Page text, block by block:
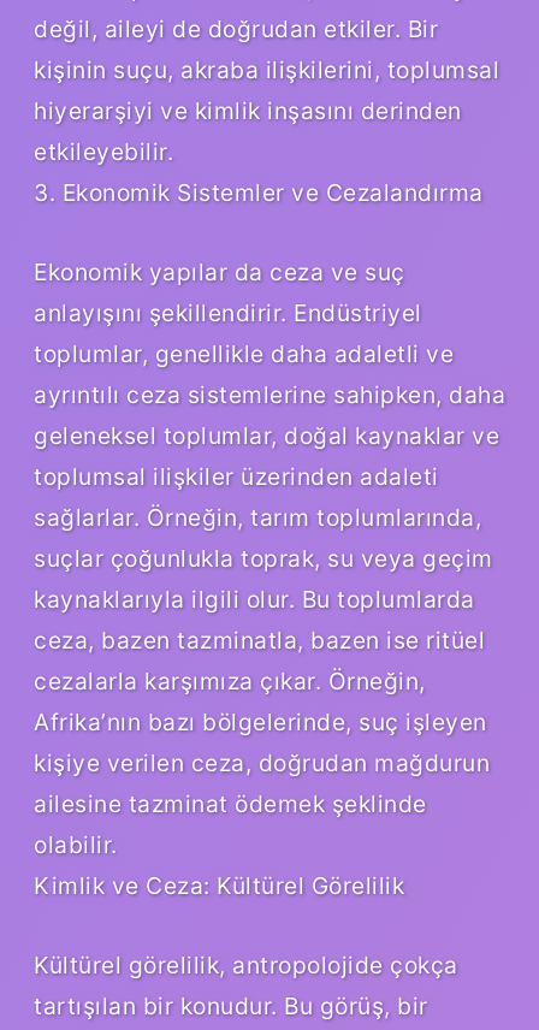
değil, aileyi de doğrudan etkiler. Bir
kişinin suçu, akraba ilişkilerini, toplumsal
hiyerarşiyi ve kimlik inşasını derinden
etkileyebilir.
3. Ekonomik Sistemler ve Cezalandırma
Ekonomik yapılar da ceza ve suç
anlayışını şekillendirir. Endüstriyel
toplumlar, genellikle daha adaletli ve
ayrıntılı ceza sistemlerine sahipken, daha
geleneksel toplumlar, doğal kaynaklar ve
toplumsal ilişkiler üzerinden adaleti
sağlarlar. Örneğin, tarım toplumlarında,
suçlar çoğunlukla toprak, su veya geçim
kaynaklarıyla ilgili olur. Bu toplumlarda
ceza, bazen tazminatla, bazen ise ritüel
cezalarla karşımıza çıkar. Örneğin,
Afrika’nın bazı bölgelerinde, suç işleyen
kişiye verilen ceza, doğrudan mağdurun
ailesine tazminat ödemek şeklinde
olabilir.
Kimlik ve Ceza: Kültürel Görelilik
Kültürel görelilik, antropolojide çokça
tartışılan bir konudur. Bu görüş, bir